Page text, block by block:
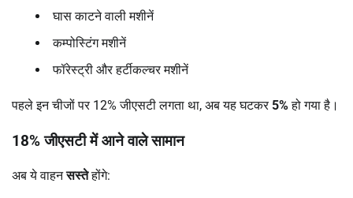
घास काटने वाली मशीनें
कम्पोस्टिंग मशीनें
फॉरेस्ट्री और हर्टीकल्चर मशीनें
पहले इन चीजों पर 12% जीएसटी लगता था, अब यह घटकर5%हो गया है।
18%जीएसटी में आने वाले सामान
अब ये वाहनसस्तेहोंगे: